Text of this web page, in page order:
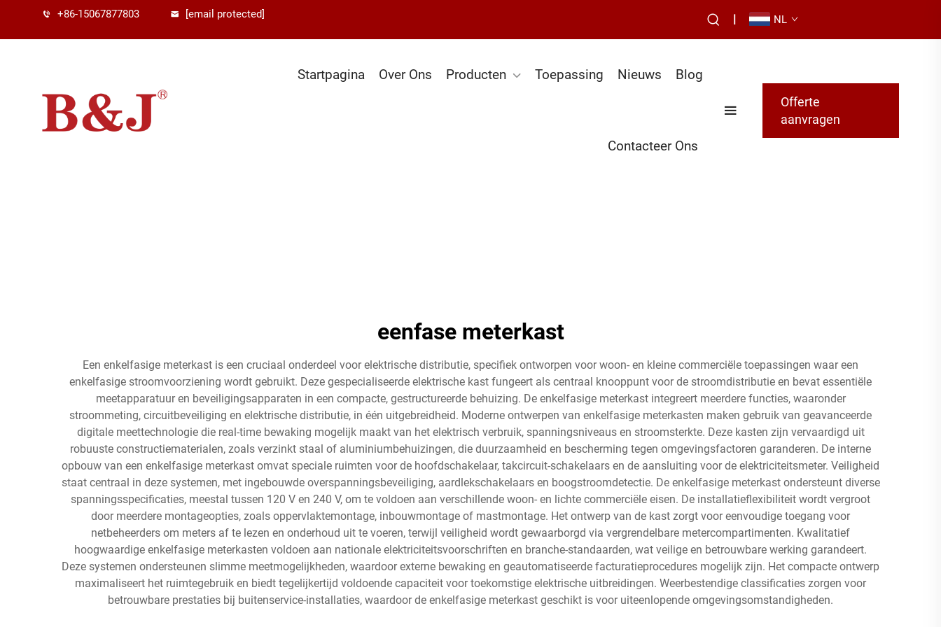
+86-15067877803 [email protected] | NL
Startpagina Over Ons Producten Toepassing Nieuws Blog
Contacteer Ons
Offerte
aanvragen
eenfase meterkast
Een enkelfasige meterkast is een cruciaal onderdeel voor elektrische distributie, specifiek ontworpen voor woon- en kleine commerciële toepassingen waar een
enkelfasige stroomvoorziening wordt gebruikt. Deze gespecialiseerde elektrische kast fungeert als centraal knooppunt voor de stroomdistributie en bevat essentiële
meetapparatuur en beveiligingsapparaten in een compacte, gestructureerde behuizing. De enkelfasige meterkast integreert meerdere functies, waaronder
stroommeting, circuitbeveiliging en elektrische distributie, in één uitgebreidheid. Moderne ontwerpen van enkelfasige meterkasten maken gebruik van geavanceerde
digitale meettechnologie die real-time bewaking mogelijk maakt van het elektrisch verbruik, spanningsniveaus en stroomsterkte. Deze kasten zijn vervaardigd uit
robuuste constructiematerialen, zoals verzinkt staal of aluminiumbehuizingen, die duurzaamheid en bescherming tegen omgevingsfactoren garanderen. De interne
opbouw van een enkelfasige meterkast omvat speciale ruimten voor de hoofdschakelaar, takcircuit-schakelaars en de aansluiting voor de elektriciteitsmeter. Veiligheid
staat centraal in deze systemen, met ingebouwde overspanningsbeveiliging, aardlekschakelaars en boogstroomdetectie. De enkelfasige meterkast ondersteunt diverse
spanningsspecificaties, meestal tussen 120 V en 240 V, om te voldoen aan verschillende woon- en lichte commerciële eisen. De installatieflexibiliteit wordt vergroot
door meerdere montageopties, zoals oppervlaktemontage, inbouwmontage of mastmontage. Het ontwerp van de kast zorgt voor eenvoudige toegang voor
netbeheerders om meters af te lezen en onderhoud uit te voeren, terwijl veiligheid wordt gewaarborgd via vergrendelbare metercompartimenten. Kwalitatief
hoogwaardige enkelfasige meterkasten voldoen aan nationale elektriciteitsvoorschriften en branche-standaarden, wat veilige en betrouwbare werking garandeert.
Deze systemen ondersteunen slimme meetmogelijkheden, waardoor externe bewaking en geautomatiseerde facturatieprocedures mogelijk zijn. Het compacte ontwerp
maximaliseert het ruimtegebruik en biedt tegelijkertijd voldoende capaciteit voor toekomstige elektrische uitbreidingen. Weerbestendige classificaties zorgen voor
betrouwbare prestaties bij buitenservice-installaties, waardoor de enkelfasige meterkast geschikt is voor uiteenlopende omgevingsomstandigheden.